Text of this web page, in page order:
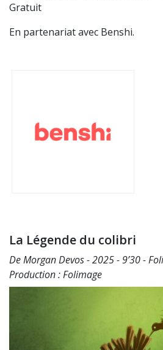
Gratuit
En partenariat avec Benshi.
La Légende du colibri
De Morgan Devos - 2025 - 9’30 -
Production : Folimage